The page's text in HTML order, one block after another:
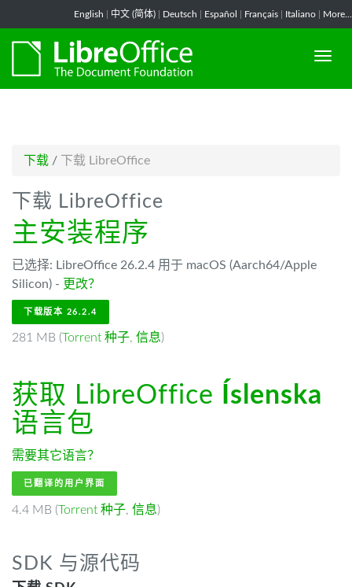
English 中文 (简体) Deutsch Español Français Italiano More...
下载 / 下载 LibreOffice
下载 LibreOffice
主安装程序
已选择: LibreOffice 26.2.4 用于 macOS (Aarch64/Apple
Silicon) - 更改？
下载版本 26.2.4
281 MB (Torrent 种子, 信息)
获取 LibreOffice
Íslenska
语言包
需要其它语言？
已翻译的用户界面
4.4 MB (Torrent 种子, 信息)
SDK 与源代码